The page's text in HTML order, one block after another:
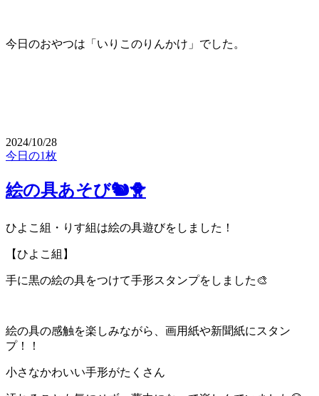
今日のおやつは「いりこのりんかけ」でした。
2024/10/28
今日の1枚
絵の具あそび🐿🐥
ひよこ組・りす組は絵の具遊びをしました！
【ひよこ組】
手に黒の絵の具をつけて手形スタンプをしました🎨
絵の具の感触を楽しみながら、画用紙や新聞紙にスタン
プ！！
小さなかわいい手形がたくさん